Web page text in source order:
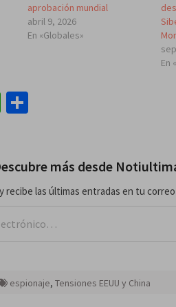
aprobación mundial
abril 9, 2026
En «Globales»
En
WhatsApp
más desde
recibe las últimas entradas en tu
espionaje, Tensiones EEUU y China